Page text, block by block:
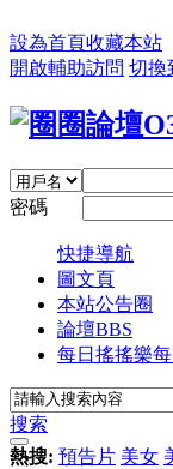
設為首頁收藏本站
開啟輔助訪問 切換
密碼
快捷導航
圖文頁
本站公告圈
論壇BBS
每日搖搖樂
搜索
熱搜: 預告片 美女